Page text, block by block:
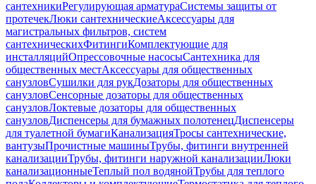
сантехникиРегулирующая арматураСистемы защиты от
протечекЛюки сантехническиеАксессуары для
магистральных фильтров, систем
сантехническихФитингиКомплектующие для
инсталляцийОпрессовочные насосыСантехника для
общественных местАксессуары для общественных
санузловСушилки для рукДозаторы для общественных
санузловСенсорные дозаторы для общественных
санузловЛоктевые дозаторы для общественных
санузловДиспенсеры для бумажных полотенецДиспенсеры
для туалетной бумагиКанализацияТросы сантехнические,
вантузыПрочистные машиныТрубы, фитинги внутренней
канализацииТрубы, фитинги наружной канализацииЛюки
канализационныеТеплый пол водянойТрубы для теплого